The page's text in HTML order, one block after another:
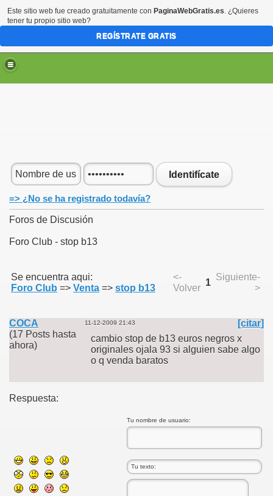
Identifícate
=> ¿No se ha registrado todavía?
Foros de Discusión
Foro Club - stop b13
Se encuentra aqui:
Foro Club => Venta => stop b13
<-
Volver
1
Siguiente-
>
COCA
(17 Posts hasta
ahora)
11-12-2009 21:43
[citar]
cambio stop de b13 euros negros x
originales ojala 93 si alguien sabe algo
o q venda baratos
Respuesta:
Tu nombre de usuario:
Este sitio web fue creado gratuitamente con PaginaWebGratis.es. ¿Quieres
tener tu propio sitio web?
REGÍSTRATE GRATIS